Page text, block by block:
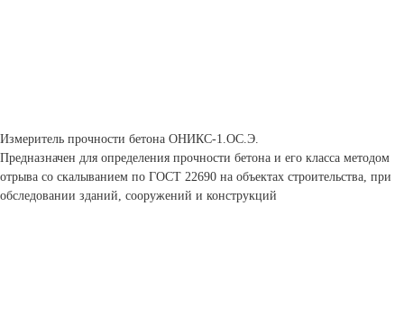
Измеритель прочности бетона ОНИКС-1.ОС.Э.
Предназначен для определения прочности бетона и его класса методом
отрыва со скалыванием по ГОСТ 22690 на объектах строительства, при
обследовании зданий, сооружений и конструкций